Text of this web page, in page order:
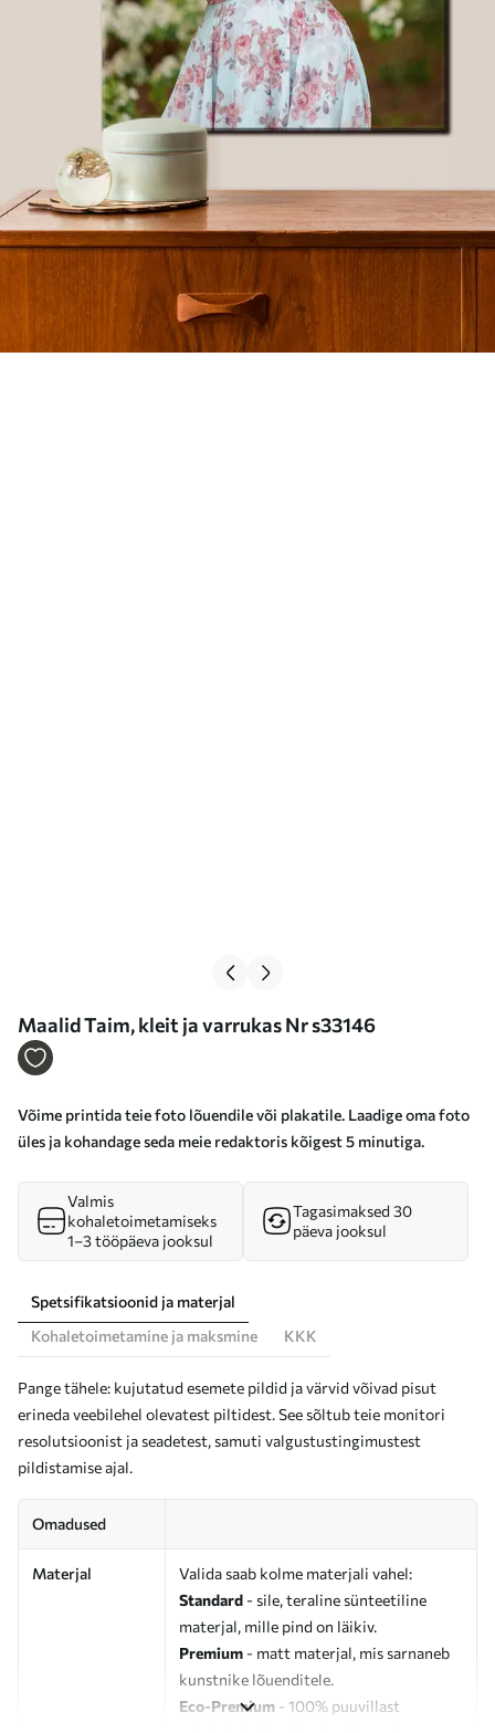
Maalid Taim, kleit ja varrukas Nr s33146
Võime printida teie foto lõuendile või plakatile. Laadige oma foto
üles ja kohandage seda meie redaktoris kõigest 5 minutiga.
Valmis
kohaletoimetamiseks
1–3 tööpäeva jooksul
Tagasimaksed 30
päeva jooksul
Spetsifikatsioonid ja materjal
Kohaletoimetamine ja maksmine
KKK
Pange tähele: kujutatud esemete pildid ja värvid võivad pisut
erineda veebilehel olevatest piltidest. See sõltub teie monitori
resolutsioonist ja seadetest, samuti valgustustingimustest
pildistamise ajal.
Omadused
Materjal
Valida saab kolme materjali vahel:
Standard - sile, teraline sünteetiline
materjal, mille pind on läikiv.
Premium - matt materjal, mis sarnaneb
kunstnike lõuenditele.
Eco-Premium - 100% puuvillast